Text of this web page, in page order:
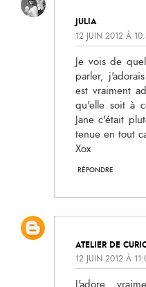
JULIA
12 JUIN 2012 À
Je vois de
parler,
est vraiment
qu'elle soit à
Jane c'était
tenue en tout
Xox
RÉPONDRE
ATELIER DE
12 JUIN 2012 À